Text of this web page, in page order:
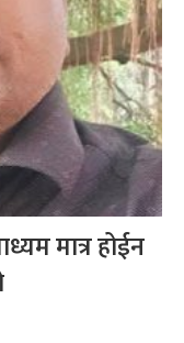
मात्र होईन